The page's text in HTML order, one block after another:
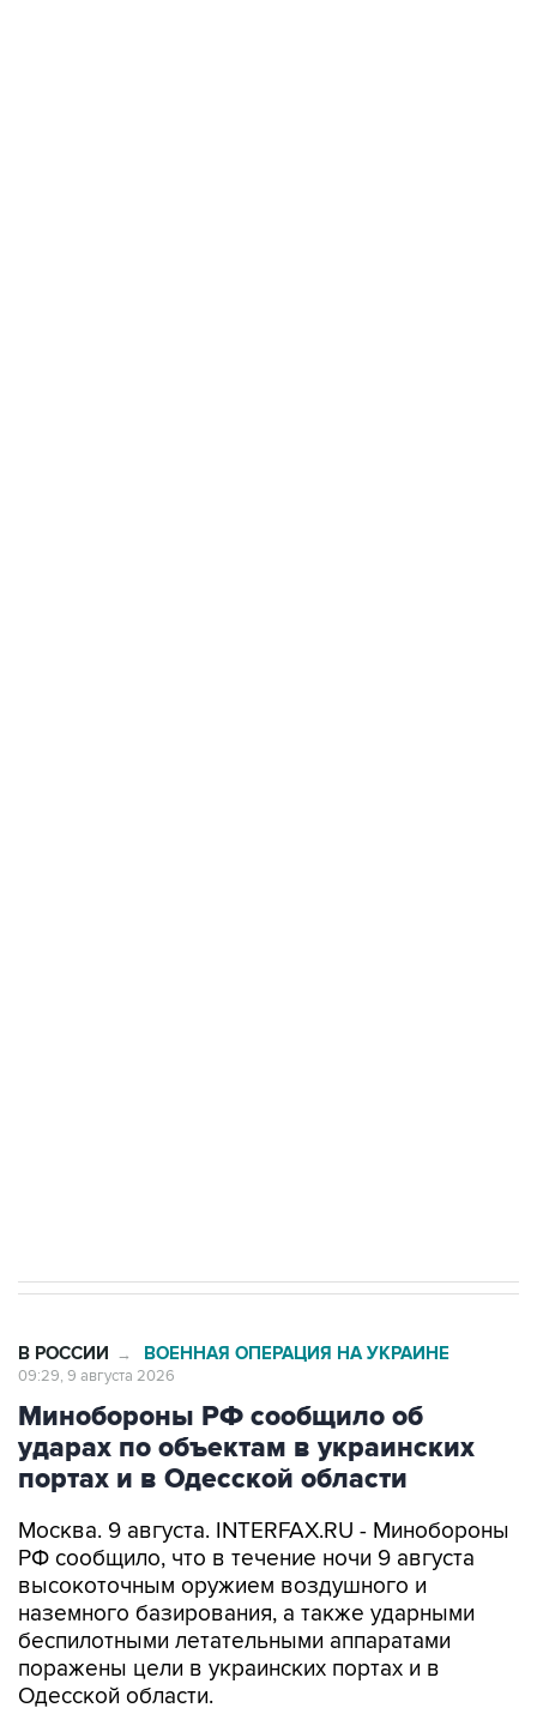
В РОССИИ → ВОЕННАЯ ОПЕРАЦИЯ НА УКРАИНЕ
09:29, 9 августа 2026
Минобороны РФ сообщило об
ударах по объектам в украинских
портах и в Одесской области
Москва. 9 августа. INTERFAX.RU - Минобороны
РФ сообщило, что в течение ночи 9 августа
высокоточным оружием воздушного и
наземного базирования, а также ударными
беспилотными летательными аппаратами
поражены цели в украинских портах и в
Одесской области.